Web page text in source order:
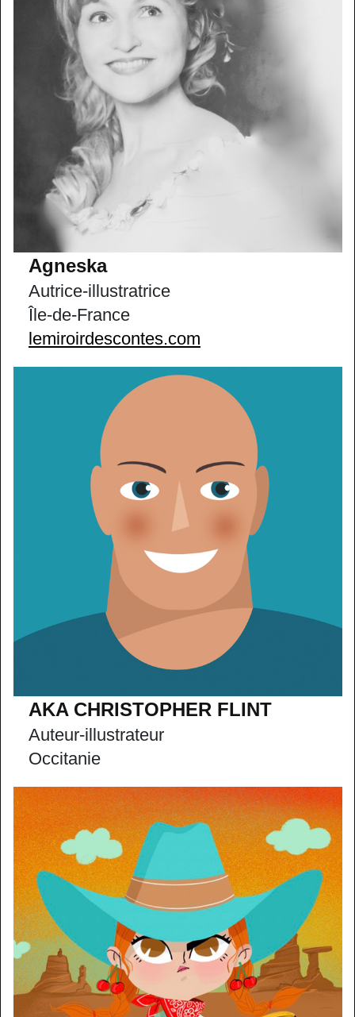
Agneska
Autrice-illustratrice
Île-de-France
lemiroirdescontes.com
AKA CHRISTOPHER FLINT
Auteur-illustrateur
Occitanie